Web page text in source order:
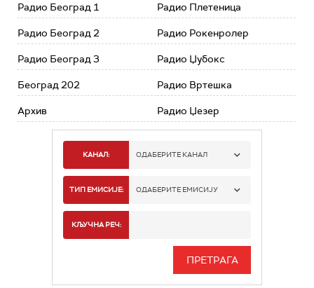
Радио Београд 1
Радио Београд 2
Радио Београд 3
Београд 202
Архив
Радио Плетеница
Радио Рокенролер
Радио Џубокс
Радио Вртешка
Радио Џезер
КАНАЛ: ОДАБЕРИТЕ КАНАЛ
РАДИО БЕОГРАД 1
РАДИО БЕОГРАД 3
ТИП ЕМИСИЈЕ: ОДАБЕРИТЕ ЕМИСИЈУ
ИНФО
КЉУЧНА РЕЧ: